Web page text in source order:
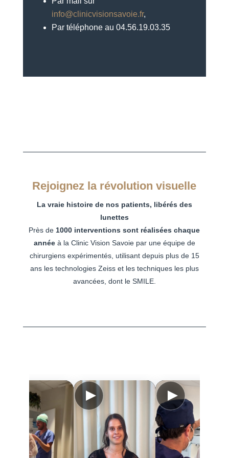
info@clinicvisionsavoie.fr,
Par téléphone au 04.56.19.03.35
Rejoignez la révolution visuelle
La vraie histoire de nos patients, libérés des
lunettes
Près de1000 interventions sont réalisées chaque
annéeà la Clinic Vision Savoie par une équipe de
chirurgiens expérimentés, utilisant depuis plus de 15
ans les technologies Zeiss et les techniques les plus
avancées, dont le SMILE.